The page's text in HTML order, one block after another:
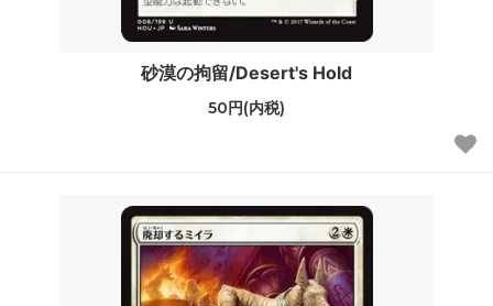
砂漠の拘留/Desert's Hold
50円(内税)